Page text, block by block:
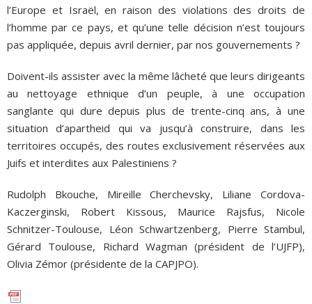
l’Europe et Israël, en raison des violations des droits de
l’homme par ce pays, et qu’une telle décision n’est toujours
pas appliquée, depuis avril dernier, par nos gouvernements ?
Doivent-ils assister avec la même lâcheté que leurs dirigeants
au nettoyage ethnique d’un peuple, à une occupation
sanglante qui dure depuis plus de trente-cinq ans, à une
situation d’apartheid qui va jusqu’à construire, dans les
territoires occupés, des routes exclusivement réservées aux
Juifs et interdites aux Palestiniens ?
Rudolph Bkouche, Mireille Cherchevsky, Liliane Cordova-
Kaczerginski, Robert Kissous, Maurice Rajsfus, Nicole
Schnitzer-Toulouse, Léon Schwartzenberg, Pierre Stambul,
Gérard Toulouse, Richard Wagman (président de l’UJFP),
Olivia Zémor (présidente de la CAPJPO).